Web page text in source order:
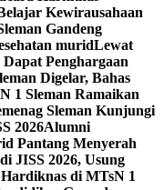
Kewirausahaan
Gandeng
muridLewat
Penghargaan
Digelar, Bahas
1 Sleman Ramaikan
Sleman Kunjungi
2026Alumni
Pantang Menyerah
JISS 2026, Usung
di MTsN 1